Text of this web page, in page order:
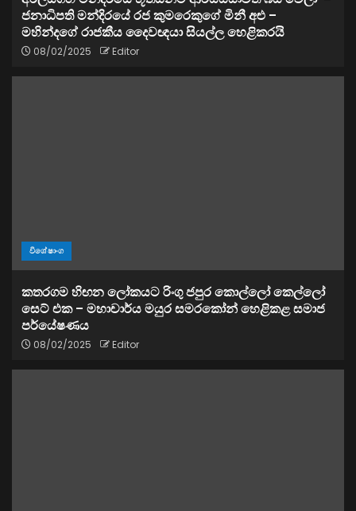
ජනාධිපති මන්දිරයේ රජ කුමරෙකුගේ මිනී අළු –
මහින්දගේ රාජකීය දෛවඥයා සියල්ල හෙළිකරයි
08/02/2025 Editor
විශේෂාංග
කතරගම හිඟන ලෝකයට රිංගු ජපුර කොල්ලෝ කෙල්ලෝ
සෙට් එක – මහාචාර්ය මයුර සමරකෝන් හෙළිකළ සමාජ
පර්යේෂණය
08/02/2025 Editor